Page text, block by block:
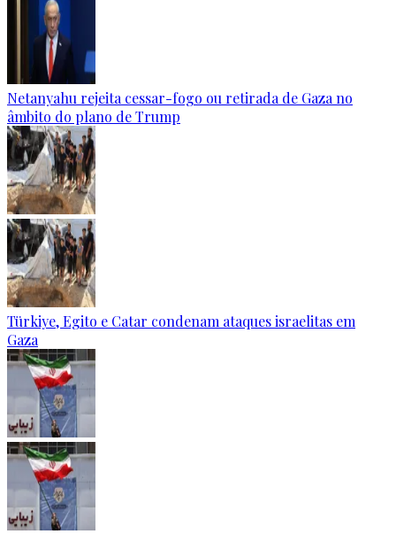
Netanyahu rejeita cessar-fogo ou retirada de Gaza no
âmbito do plano de Trump
Türkiye, Egito e Catar condenam ataques israelitas em
Gaza